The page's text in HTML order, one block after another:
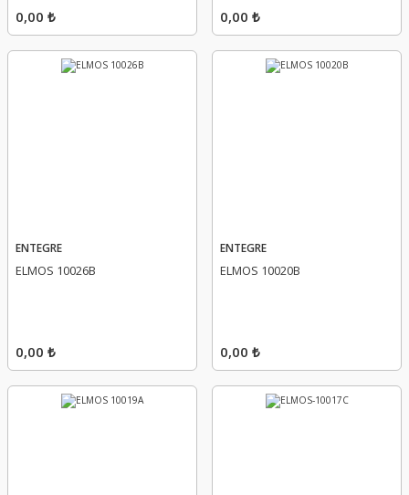
0,00 ₺ 0,00 ₺
ENTEGRE
ELMOS 10026B
0,00 ₺
ENTEGRE
ELMOS 10020B
0,00 ₺